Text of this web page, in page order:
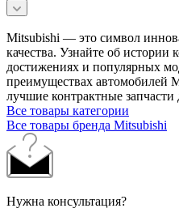
Mitsubishi — это символ
качества. Узнайте об истории
достижениях и популярных
преимуществах автомобилей
лучшие контрактные
Все товары категории
Все товары бренда Mitsubishi
Нужна консультация?